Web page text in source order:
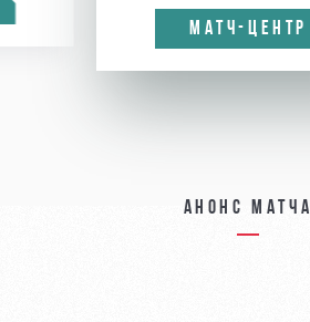
МАТЧ-ЦЕНТР
Анонс матча